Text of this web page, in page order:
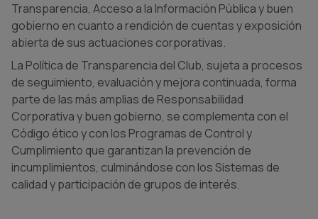
Transparencia, Acceso a la Información Pública y buen
gobierno en cuanto a rendición de cuentas y exposición
abierta de sus actuaciones corporativas.
La Política de Transparencia del Club, sujeta a procesos
de seguimiento, evaluación y mejora continuada, forma
parte de las más amplias de Responsabilidad
Corporativa y buen gobierno, se complementa con el
Código ético y con los Programas de Control y
Cumplimiento que garantizan la prevención de
incumplimientos, culminándose con los Sistemas de
calidad y participación de grupos de interés.